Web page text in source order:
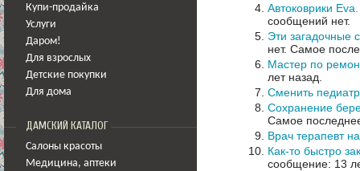
Купи-продайка
Услуги
Даром!
Для взрослых
Детские покупки
Для дома
ДАМСКИЙ КАТАЛОГ
Салоны красоты
Медицина, аптеки
Автоковрики
сообщений нет.
Эти загадочные
нет. Самое
Мастер по
лет назад.
Сменить
Сохранение
Самое
Врач терапевт
Как-то быстро
сообщение: 13